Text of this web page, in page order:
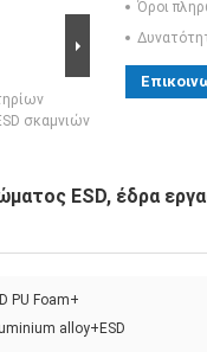
σκαμνιών
Όροι
ESD, έδρα
PU Foam+
alloy+ESD